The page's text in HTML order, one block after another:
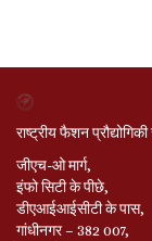
राष्ट्रीय फैशन
जीएच-ओ मार्ग,
इंफो सिटी के पीछे,
डीएआईआईसीटी के पास,
गांधीनगर – 382 007,